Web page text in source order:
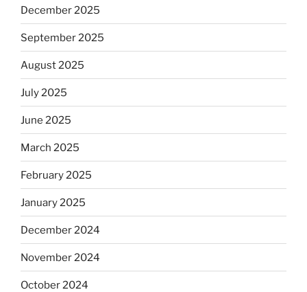
December 2025
September 2025
August 2025
July 2025
June 2025
March 2025
February 2025
January 2025
December 2024
November 2024
October 2024